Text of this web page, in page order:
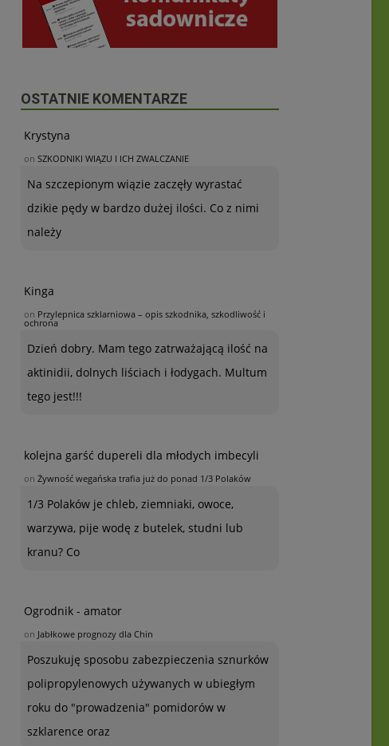
OSTATNIE KOMENTARZE
Krystyna
on SZKODNIKI WIĄZU I ICH ZWALCZANIE
Na szczepionym wiązie zaczęły wyrastać
dzikie pędy w bardzo dużej ilości. Co z nimi
należy
Kinga
on Przylepnica szklarniowa – opis szkodnika, szkodliwość i
ochrona
Dzień dobry. Mam tego zatrważającą ilość na
aktinidii, dolnych liściach i łodygach. Multum
tego jest!!!
kolejna garść dupereli dla młodych imbecyli
on Żywność wegańska trafia już do ponad 1/3 Polaków
1/3 Polaków je chleb, ziemniaki, owoce,
warzywa, pije wodę z butelek, studni lub
kranu? Co
Ogrodnik - amator
on Jabłkowe prognozy dla Chin
Poszukuję sposobu zabezpieczenia sznurków
polipropylenowych używanych w ubiegłym
roku do "prowadzenia" pomidorów w
szklarence oraz